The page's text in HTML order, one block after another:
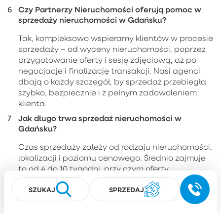
Czy Partnerzy Nieruchomości oferują pomoc w
sprzedaży nieruchomości w Gdańsku?
Tak, kompleksowo wspieramy klientów w procesie
sprzedaży – od wyceny nieruchomości, poprzez
przygotowanie oferty i sesję zdjęciową, aż po
negocjacje i finalizację transakcji. Nasi agenci
dbają o każdy szczegół, by sprzedaż przebiegła
szybko, bezpiecznie i z pełnym zadowoleniem
klienta.
Jak długo trwa sprzedaż nieruchomości w
Gdańsku?
Czas sprzedaży zależy od rodzaju nieruchomości,
lokalizacji i poziomu cenowego. Średnio zajmuje
to od 4 do 10 tygodni, przy czym oferty
odpowiednio przygotowane i promowane przez
agencję Partnerzy często znajdują nabywców w
znacznie krótszym czasie.
SZUKAJ SPRZEDAJ